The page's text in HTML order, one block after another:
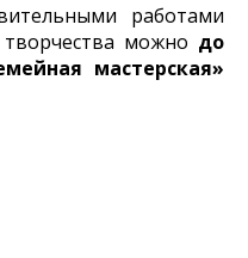
работами
можно до
мастерская»